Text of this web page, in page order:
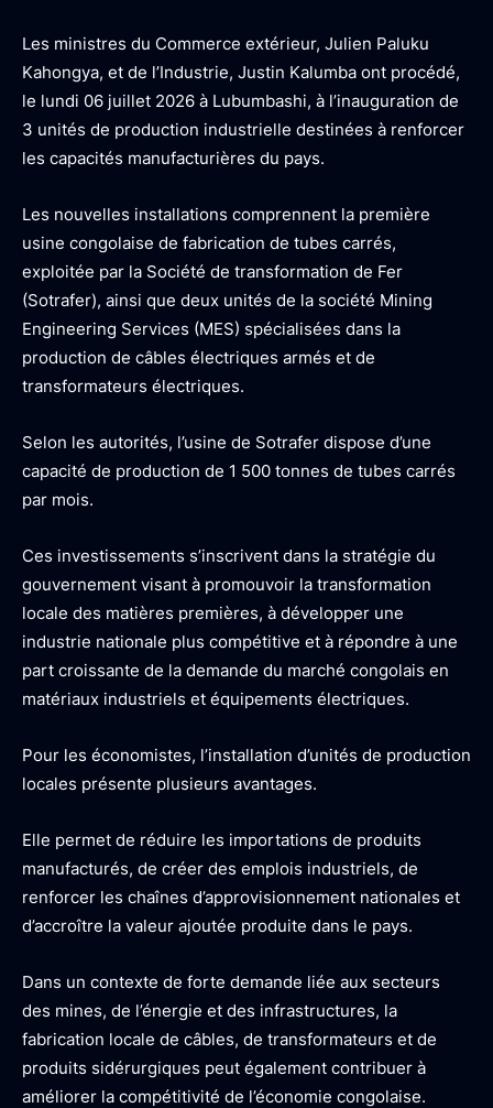
Les ministres du Commerce extérieur, Julien Paluku
Kahongya, et de l’Industrie, Justin Kalumba ont procédé,
le lundi 06 juillet 2026 à Lubumbashi, à l’inauguration de
3 unités de production industrielle destinées à renforcer
les capacités manufacturières du pays.
Les nouvelles installations comprennent la première
usine congolaise de fabrication de tubes carrés,
exploitée par la Société de transformation de Fer
(Sotrafer), ainsi que deux unités de la société Mining
Engineering Services (MES) spécialisées dans la
production de câbles électriques armés et de
transformateurs électriques.
Selon les autorités, l’usine de Sotrafer dispose d’une
capacité de production de 1 500 tonnes de tubes carrés
par mois.
Ces investissements s’inscrivent dans la stratégie du
gouvernement visant à promouvoir la transformation
locale des matières premières, à développer une
industrie nationale plus compétitive et à répondre à une
part croissante de la demande du marché congolais en
matériaux industriels et équipements électriques.
Pour les économistes, l’installation d’unités de production
locales présente plusieurs avantages.
Elle permet de réduire les importations de produits
manufacturés, de créer des emplois industriels, de
renforcer les chaînes d’approvisionnement nationales et
d’accroître la valeur ajoutée produite dans le pays.
Dans un contexte de forte demande liée aux secteurs
des mines, de l’énergie et des infrastructures, la
fabrication locale de câbles, de transformateurs et de
produits sidérurgiques peut également contribuer à
améliorer la compétitivité de l’économie congolaise.